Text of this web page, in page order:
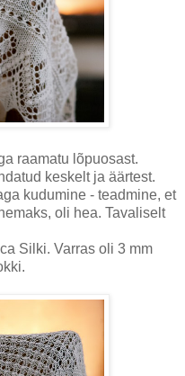
raamatu lõpuosast.
keskelt ja äärtest.
kudumine - teadmine, et
oli hea. Tavaliselt
Silki. Varras oli 3 mm